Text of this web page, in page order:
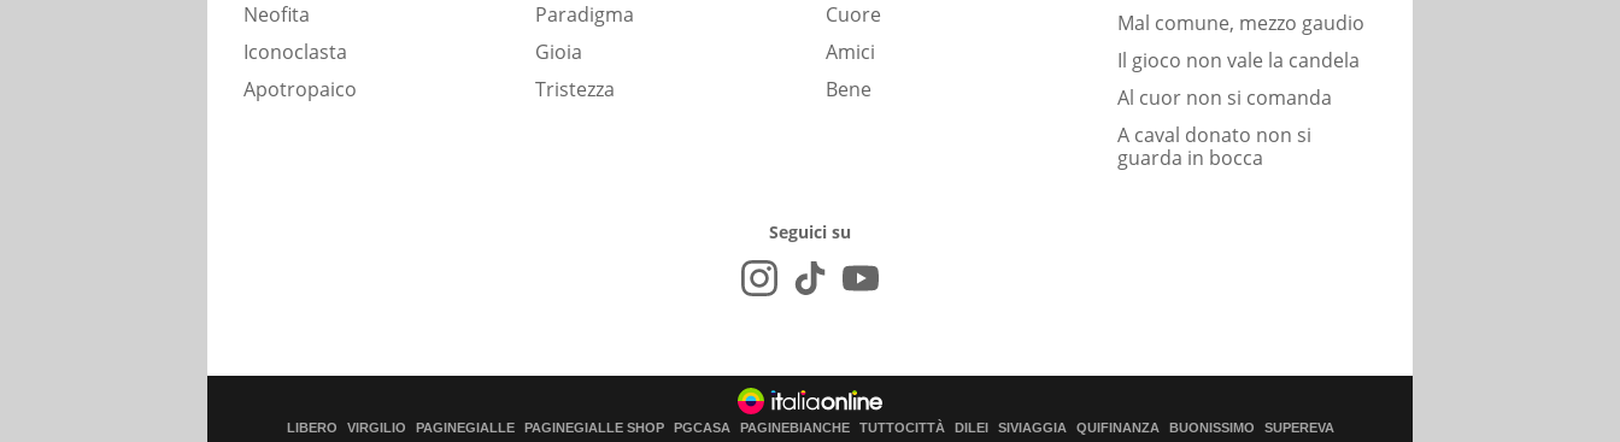
Neofita
Iconoclasta
Apotropaico
Paradigma
Gioia
Tristezza
Cuore
Amici
Bene
Mal comune, mezzo gaudio
Il gioco non vale la candela
Al cuor non si comanda
A caval donato non si
guarda in bocca
Seguici su
LIBERO VIRGILIO PAGINEGIALLE PAGINEGIALLE SHOP PGCASA PAGINEBIANCHE TUTTOCITTÀ DILEI SIVIAGGIA QUIFINANZA BUONISSIMO SUPEREVA